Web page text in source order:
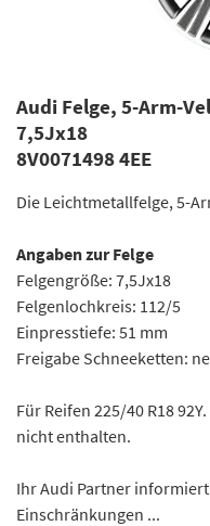
Audi Felge, 5-Arm-
7,5Jx18
8V0071498 4EE
Die Leichtmetallfelge, 5-
Angaben zur Felge
Felgengröße: 7,5Jx18
Felgenlochkreis: 112/5
Einpresstiefe: 51 mm
Freigabe Schneeketten:
Für Reifen 225/40 R18
nicht enthalten.
Ihr Audi Partner
Einschränkungen ...